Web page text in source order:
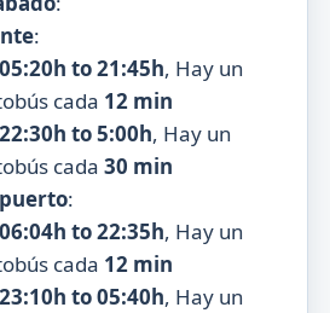
:
05:20h to 21:45h, Hay un
cada 12 min
22:30h to 5:00h, Hay un
cada 30 min
:
06:04h to 22:35h, Hay un
cada 12 min
23:10h to 05:40h, Hay un